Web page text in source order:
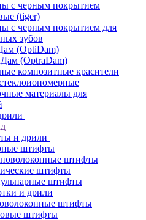
с черным покрытием
(tiger)
с черным покрытием для
зубов
(OptiDam)
(OptraDam)
композитные красители
материалы для
и дрили
штифты
штифты
штифты
штифты
и дрили
штифты
штифты